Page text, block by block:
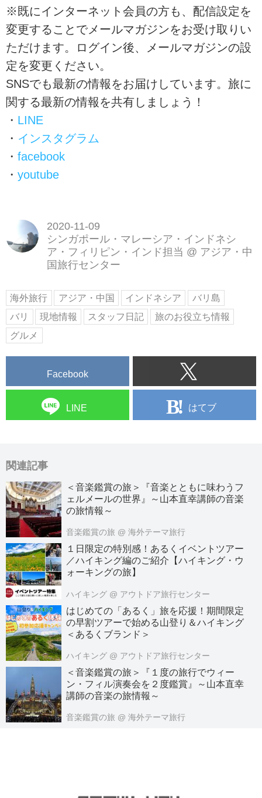
※既にインターネット会員の方も、配信設定を
変更することでメールマガジンをお受け取りい
ただけます。ログイン後、メールマガジンの設
定を変更ください。
SNSでも最新の情報をお届けしています。旅に
関する最新の情報を共有しましょう！
・ LINE
・ インスタグラム
・ facebook
・ youtube
2020-11-09
シンガポール・マレーシア・インドネシ
ア・フィリピン・インド担当 @ アジア・中
国旅行センター
海外旅行 アジア・中国 インドネシア
バリ島
バリ
現地情報 スタッフ日記
旅のお役立ち情報
グルメ
Facebook
LINE はてブ
関連記事
＜音楽鑑賞の旅＞『音楽とともに味わうフ
ェルメールの世界』～山本直幸講師の音楽
の旅情報～
音楽鑑賞の旅 @ 海外テーマ旅行
１日限定の特別感！あるくイベントツアー
／ハイキング編のご紹介【ハイキング・ウ
ォーキングの旅】
ハイキング @ アウトドア旅行センター
はじめての「あるく」旅を応援！期間限定
の早割ツアーで始める山登り＆ハイキング
＜あるくブランド＞
ハイキング @ アウトドア旅行センター
＜音楽鑑賞の旅＞『１度の旅行でウィー
ン・フィル演奏会を２度鑑賞』～山本直幸
講師の音楽の旅情報～
音楽鑑賞の旅 @ 海外テーマ旅行